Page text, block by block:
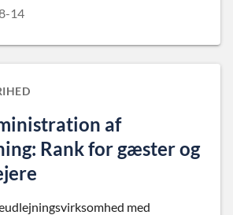
14
af
Rank for gæster og
med